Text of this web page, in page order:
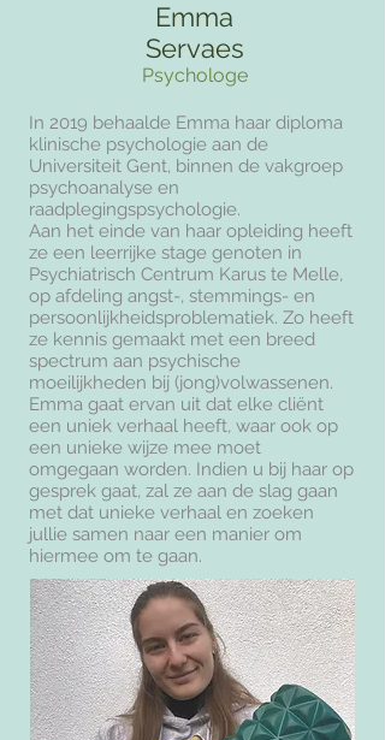
Emma
Servaes
Psychologe
In 2019 behaalde Emma haar diploma
klinische psychologie aan de
Universiteit Gent, binnen de vakgroep
psychoanalyse en
raadplegingspsychologie.
Aan het einde van haar opleiding heeft
ze een leerrijke stage genoten in
Psychiatrisch Centrum Karus te Melle,
op afdeling angst-, stemmings- en
persoonlijkheidsproblematiek. Zo heeft
ze kennis gemaakt met een breed
spectrum aan psychische
moeilijkheden bij (jong)volwassenen.
Emma gaat ervan uit dat elke cliënt
een uniek verhaal heeft, waar ook op
een unieke wijze mee moet
omgegaan worden. Indien u bij haar op
gesprek gaat, zal ze aan de slag gaan
met dat unieke verhaal en zoeken
jullie samen naar een manier om
hiermee om te gaan.